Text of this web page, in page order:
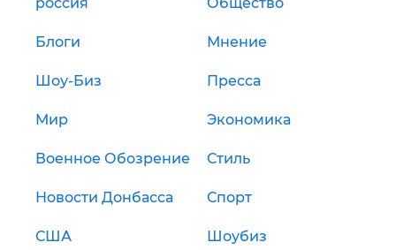
россия Общество
Блоги Мнение
Шоу-Биз Пресса
Мир Экономика
Военное Обозрение Стиль
Новости Донбасса Спорт
США Шоубиз